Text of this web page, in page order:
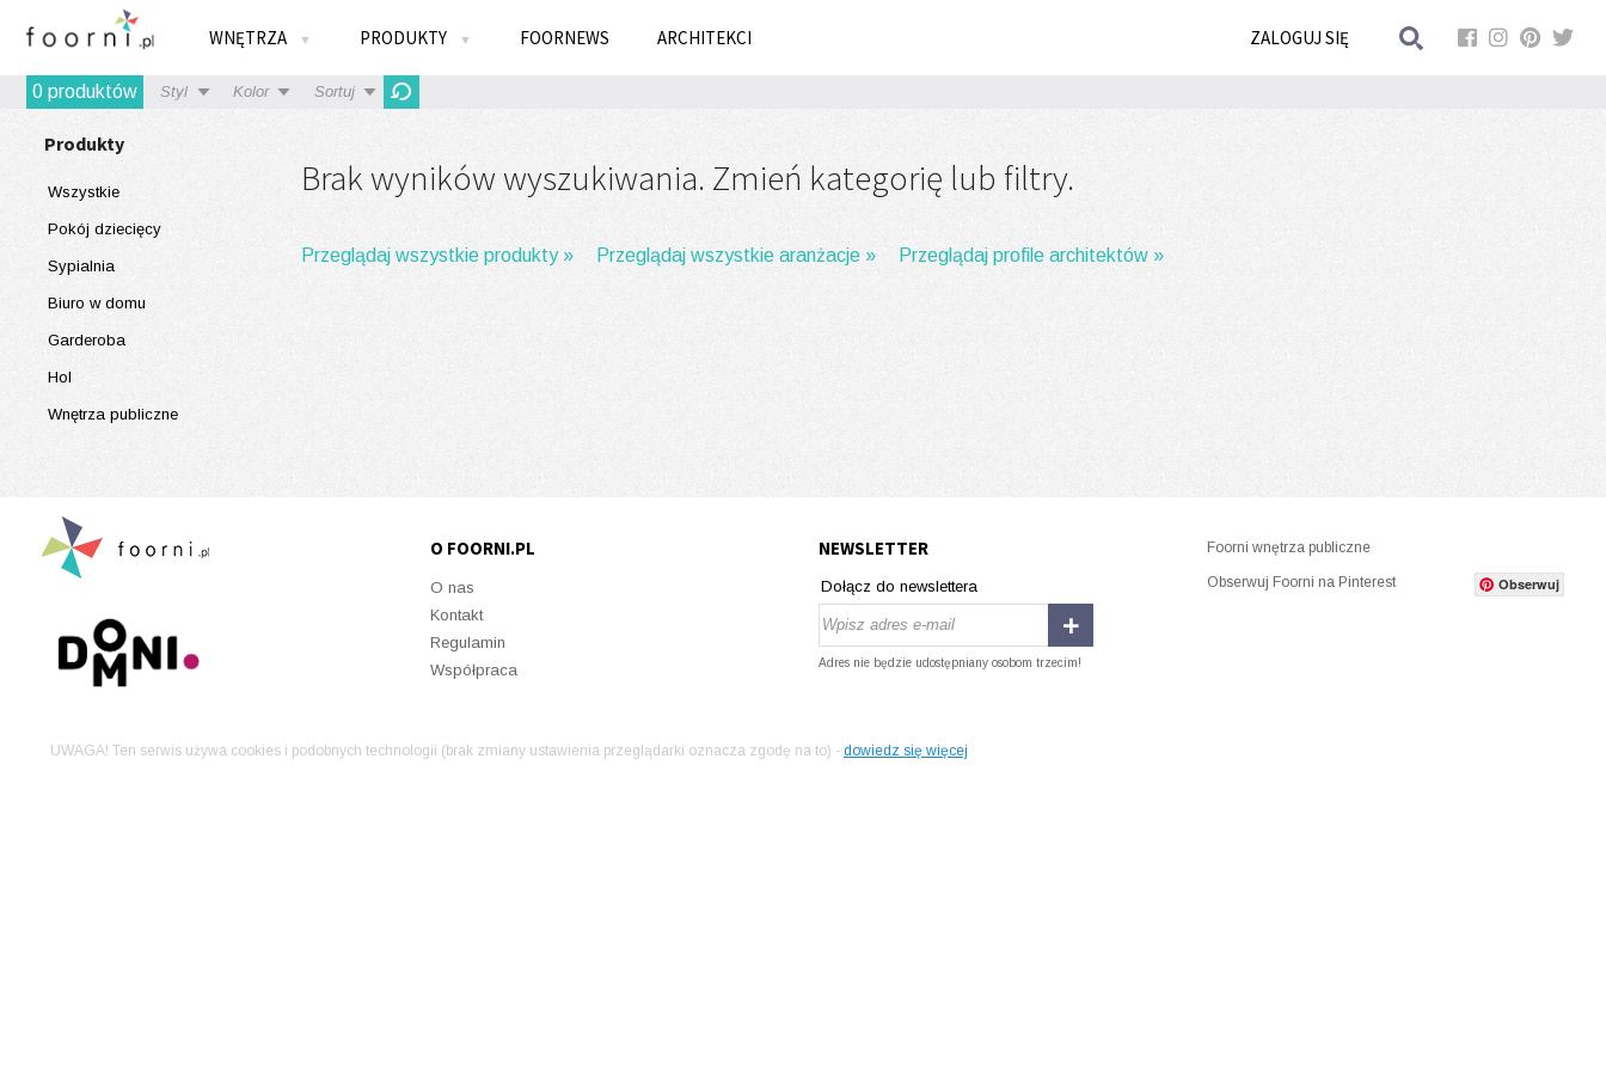
WNĘTRZA ▼ PRODUKTY ▼ FOORNEWS ARCHITEKCI ZALOGUJ SIĘ
0 produktów Styl Kolor Sortuj
Produkty
Wszystkie
Pokój dziecięcy
Sypialnia
Biuro w domu
Garderoba
Hol
Wnętrza publiczne
Brak wyników wyszukiwania. Zmień kategorię lub filtry.
Przeglądaj wszystkie produkty » Przeglądaj wszystkie aranżacje » Przeglądaj profile architektów »
O FOORNI.PL
O nas
Kontakt
Regulamin
Współpraca
NEWSLETTER
Dołącz do newslettera
Adres nie będzie udostępniany osobom trzecim!
Foorni wnętrza publiczne
Obserwuj Foorni na Pinterest Obserwuj
UWAGA! Ten serwis używa cookies i podobnych technologii (brak zmiany ustawienia przeglądarki oznacza zgodę na to) - dowiedz się więcej